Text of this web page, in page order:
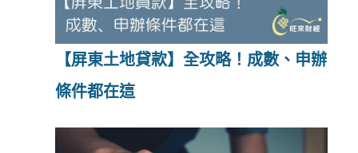
【屏東土地貸款】全攻略！成數、申辦
條件都在這